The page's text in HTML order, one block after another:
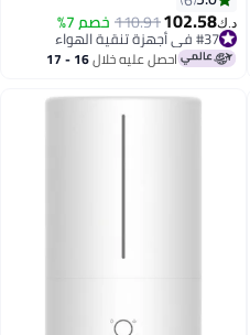
بنسبة 99.9%، وتقنية UV-C LED
والبلازما | ينقي غرفة تصل مساحتها
إلى 125 مترًا مربعًا مرتين في
الساعة.
د.ك‏102.58
110.91خصم 7%
#37 في أجهزة تنقية الهواء
#37 في أجهزة تنقية الهواء احصل عليه خلال 16 - 17